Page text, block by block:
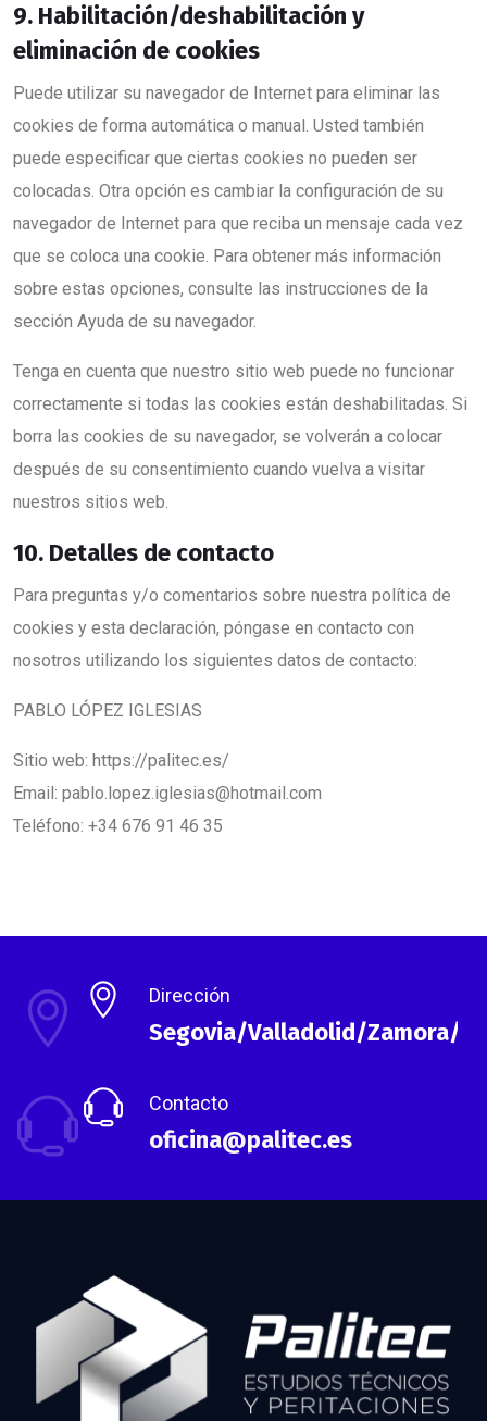
9. Habilitación/deshabilitación y
eliminación de cookies
Puede utilizar su navegador de Internet para eliminar las
cookies de forma automática o manual. Usted también
puede especificar que ciertas cookies no pueden ser
colocadas. Otra opción es cambiar la configuración de su
navegador de Internet para que reciba un mensaje cada vez
que se coloca una cookie. Para obtener más información
sobre estas opciones, consulte las instrucciones de la
sección Ayuda de su navegador.
Tenga en cuenta que nuestro sitio web puede no funcionar
correctamente si todas las cookies están deshabilitadas. Si
borra las cookies de su navegador, se volverán a colocar
después de su consentimiento cuando vuelva a visitar
nuestros sitios web.
10. Detalles de contacto
Para preguntas y/o comentarios sobre nuestra política de
cookies y esta declaración, póngase en contacto con
nosotros utilizando los siguientes datos de contacto:
PABLO LÓPEZ IGLESIAS
Sitio web: https://palitec.es/
Email: pablo.lopez.iglesias@hotmail.com
Teléfono: +34 676 91 46 35
Dirección
Segovia/Valladolid/Zamora/
Contacto
oficina@palitec.es